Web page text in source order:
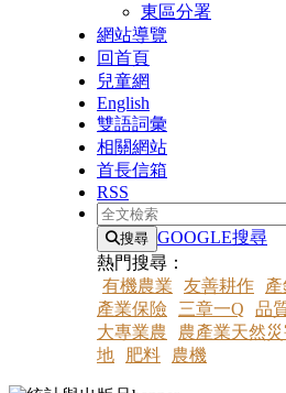
東區分署
網站導覽
回首頁
兒童網
English
雙語詞彙
相關網站
首長信箱
RSS
全文檢索
搜尋 GOOGLE搜尋
熱門搜尋：
有機農業
友善耕作
產業保險
三章一Q 品
大專業農
農產業天然
地
肥料 農機